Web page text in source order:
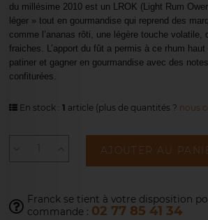
du millésime 2010 est un LROK (Light Rum
léger » tout en gourmandise qui reprend des
comme l’ananas rôti, une légère touche volatile,
fraiches. L’apport du fût a permis à ce rhum
patiner et gagner en gourmandise avec des
confiturées.
En stock : 1 article(plus de quantités ? nous
AJOUTER AU
Franck se tient à votre disposition
commande : 02 77 85 41 34